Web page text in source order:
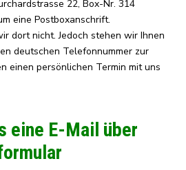
22, Box-Nr. 314
eine Postboxanschrift.
dort nicht. Jedoch stehen wir Ihnen
deutschen Telefonnummer zur
einen persönlichen Termin mit uns
eine E-Mail über